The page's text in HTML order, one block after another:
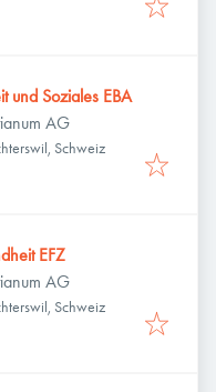
und Soziales EBA
AG
Schweiz
EFZ
AG
Schweiz